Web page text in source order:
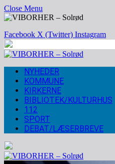
Close Menu
Facebook X (Twitter) Instagram
NYHEDER
KOMMUNE
KIRKERNE
BIBLIOTEK/KULTURHUS
112
SPORT
DEBAT/LÆSERBREVE